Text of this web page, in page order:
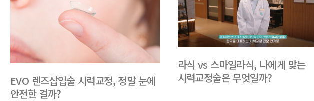
EVO 렌즈삽입술 시력교정, 정말 눈에
안전한 걸까?
라식 vs 스마일라식, 나에게 맞는
시력교정술은 무엇일까?